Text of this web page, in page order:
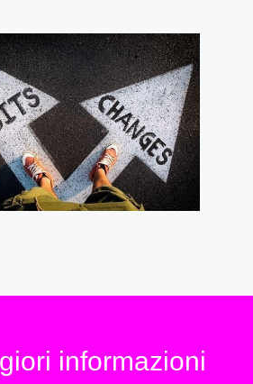
informazioni